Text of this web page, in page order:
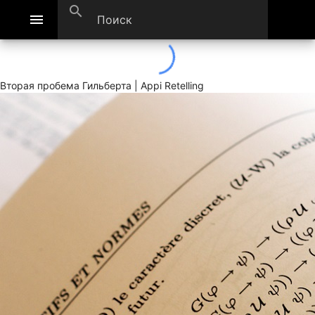
menu search
Вторая пробема Гильберта | Appi Retelling